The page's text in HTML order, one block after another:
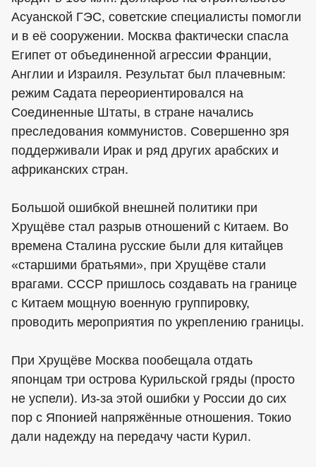
Асуанской ГЭС, советские специалисты помогли
и в её сооружении. Москва фактически спасла
Египет от объединенной агрессии Франции,
Англии и Израиля. Результат был плачевным:
режим Садата переориентировался на
Соединенные Штаты, в стране начались
преследования коммунистов. Совершенно зря
поддерживали Ирак и ряд других арабских и
африканских стран.
Большой ошибкой внешней политики при
Хрущёве стал разрыв отношений с Китаем. Во
времена Сталина русские были для китайцев
«старшими братьями», при Хрущёве стали
врагами. СССР пришлось создавать на границе
с Китаем мощную военную группировку,
проводить мероприятия по укреплению границы.
При Хрущёве Москва пообещала отдать
японцам три острова Курильской гряды (просто
не успели). Из-за этой ошибки у России до сих
пор с Японией напряжённые отношения. Токио
дали надежду на передачу части Курил.